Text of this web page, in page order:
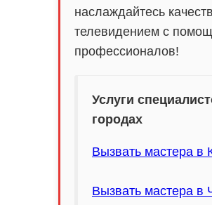
наслаждайтесь
телевидением с
профессионалов!
Услуги
городах
Вызвать мастера в
Вызвать мастера в